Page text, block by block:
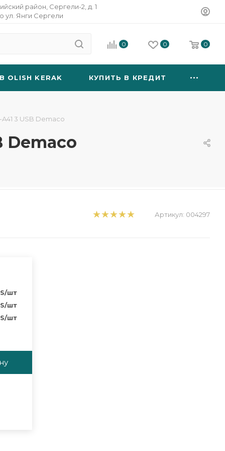
район, Сергели-2, д. 1
ул. Янги Сергели
0 0 0
OLISH KERAK КУПИТЬ В КРЕДИТ
3 USB Demaco
Demaco
Артикул: 004297
/шт
/шт
/шт